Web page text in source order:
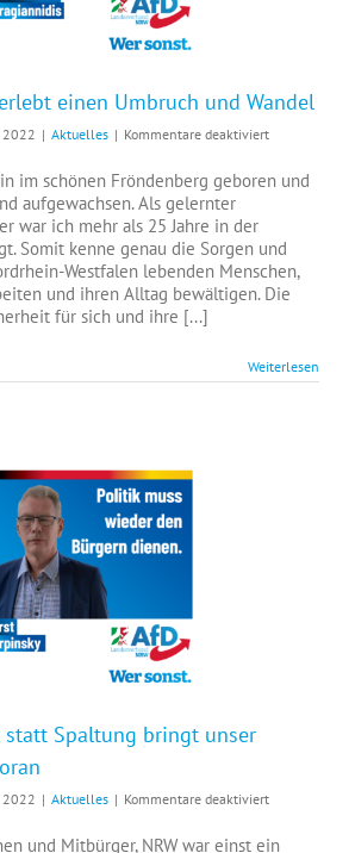
einen Umbruch und Wandel
2022 | Aktuelles | Kommentare deaktiviertfür
Region
Umbruch
und
Wandel
im schönen Fröndenberg geboren und
aufgewachsen. Als gelernter
war ich mehr als 25 Jahre in der
Somit kenne genau die Sorgen und
Westfalen lebenden Menschen,
und ihren Alltag bewältigen. Die
für sich und ihre [...]
Weiterlesen
statt Spaltung bringt unser
2022 | Aktuelles | Kommentare deaktiviertfür
statt
und Mitbürger, NRW war einst ein